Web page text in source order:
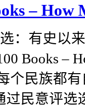
– How
：有史以
Books –
民族都
过民意评